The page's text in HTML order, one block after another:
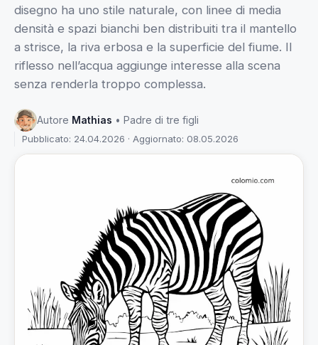
disegno ha uno stile naturale, con linee di media
densità e spazi bianchi ben distribuiti tra il mantello
a strisce, la riva erbosa e la superficie del fiume. Il
riflesso nell’acqua aggiunge interesse alla scena
senza renderla troppo complessa.
Autore Mathias • Padre di tre figli
Pubblicato: 24.04.2026 · Aggiornato: 08.05.2026